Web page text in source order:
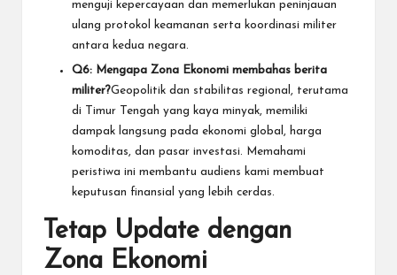
menguji kepercayaan dan memerlukan peninjauan
ulang protokol keamanan serta koordinasi militer
antara kedua negara.
Q6: Mengapa Zona Ekonomi membahas berita
militer?Geopolitik dan stabilitas regional, terutama
di Timur Tengah yang kaya minyak, memiliki
dampak langsung pada ekonomi global, harga
komoditas, dan pasar investasi. Memahami
peristiwa ini membantu audiens kami membuat
keputusan finansial yang lebih cerdas.
Tetap Update dengan
Zona Ekonomi